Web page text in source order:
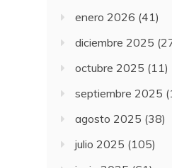
enero 2026 (41)
diciembre 2025
octubre 2025 (11)
septiembre 2025
agosto 2025 (38)
julio 2025 (105)